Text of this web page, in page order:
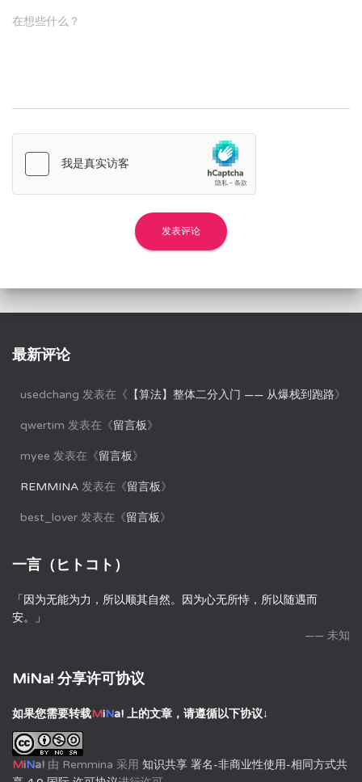
在想些什么？
最新评论
usedchang 发表在《 【算法】整体二分入门 —— 从爆栈到跑路》
qwertim 发表在《留言板》
myee 发表在《留言板》
REMMINA 发表在《留言板》
best_lover 发表在《留言板》
一言（ヒトコト）
「因为无能为力，所以顺其自然。因为心无所恃，所以随遇而
安。」
—— 未知
MiNa! 分享许可协议
如果您需要转载MiNa! 上的文章，请遵循以下协议↓
MiNa! 由 Remmina 采用 知识共享 署名-非商业性使用-相同方式共